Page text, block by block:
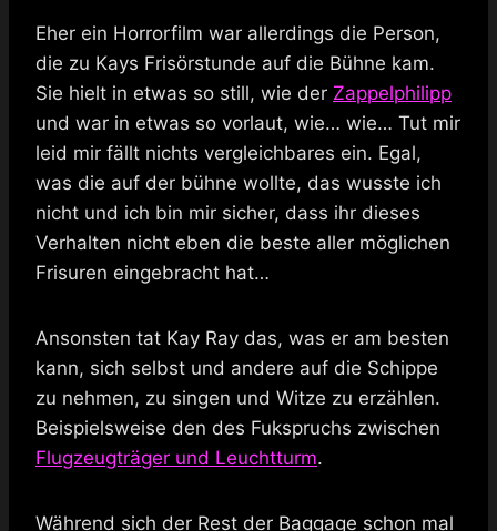
Eher ein Horrorfilm war allerdings die Person,
die zu Kays Frisörstunde auf die Bühne kam.
Sie hielt in etwas so still, wie der Zappelphilipp
und war in etwas so vorlaut, wie… wie… Tut mir
leid mir fällt nichts vergleichbares ein. Egal,
was die auf der bühne wollte, das wusste ich
nicht und ich bin mir sicher, dass ihr dieses
Verhalten nicht eben die beste aller möglichen
Frisuren eingebracht hat…
Ansonsten tat Kay Ray das, was er am besten
kann, sich selbst und andere auf die Schippe
zu nehmen, zu singen und Witze zu erzählen.
Beispielsweise den des Fukspruchs zwischen
Flugzeugträger und Leuchtturm.
Während sich der Rest der Baggage schon mal